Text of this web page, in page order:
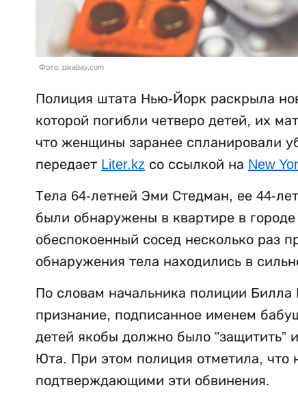
Фото: pixabay.com
Полиция штата Нью-Йорк раскрыла
которой погибли четверо детей, их
что женщины заранее спланировали
передает Liter.kz со ссылкой на New
Тела 64-летней Эми Стедман, ее 44-
были обнаружены в квартире в
обеспокоенный сосед несколько раз
обнаружения тела находились в
По словам начальника полиции
признание, подписанное именем
детей якобы должно было "защитить”
Юта. При этом полиция отметила, что
подтверждающими эти обвинения.